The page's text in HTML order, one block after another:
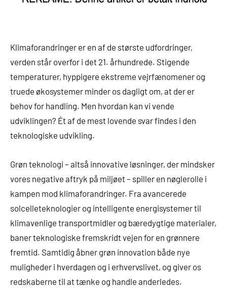
Klimaforandringer er en af de største udfordringer,
verden står overfor i det 21. århundrede. Stigende
temperaturer, hyppigere ekstreme vejrfænomener og
truede økosystemer minder os dagligt om, at der er
behov for handling. Men hvordan kan vi vende
udviklingen? Ét af de mest lovende svar findes i den
teknologiske udvikling.
Grøn teknologi – altså innovative løsninger, der mindsker
vores negative aftryk på miljøet – spiller en nøglerolle i
kampen mod klimaforandringer. Fra avancerede
solcelleteknologier og intelligente energisystemer til
klimavenlige transportmidler og bæredygtige materialer,
baner teknologiske fremskridt vejen for en grønnere
fremtid. Samtidig åbner grøn innovation både nye
muligheder i hverdagen og i erhvervslivet, og giver os
redskaberne til at tænke og handle anderledes.